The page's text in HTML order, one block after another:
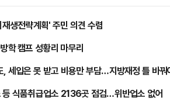
생전략계획' 주민 의견 수렴
학 캠프 성황리 마무리
, 세입은 못 받고 비용만 부담…지방재정 틀 바
등 식품취급업소 2136곳 점검…위반업소 없어